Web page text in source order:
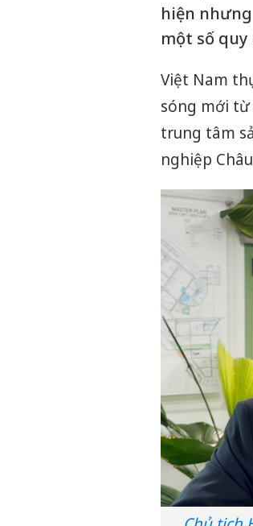
hiện
một số quy
Việt Nam
sóng mới
trung tâm
nghiệp